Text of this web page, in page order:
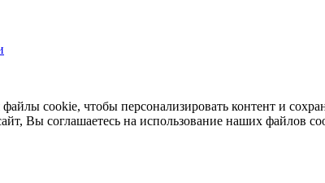
cookie, чтобы персонализировать контент и
Вы соглашаетесь на использование наших файлов